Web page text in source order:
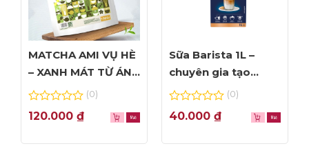
MATCHA AMI VỤ HÈ
– XANH MÁT TỪ ÁNH
NHÌN ĐẦU TIÊN
0
out
5
(0)
120.000 ₫
Sữa Barista 1L –
chuyên gia tạo
Foam đỉnh cao
0
out
5
(0)
40.000 ₫